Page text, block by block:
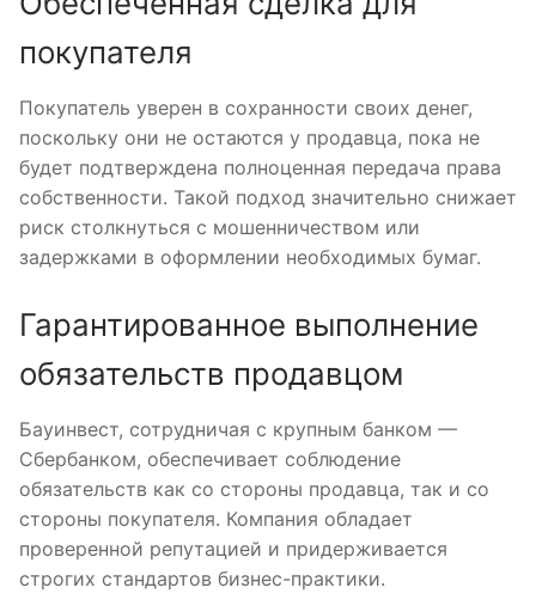
покупателя
Покупатель уверен в сохранности своих денег,
поскольку они не остаются у продавца, пока не
будет подтверждена полноценная передача права
собственности. Такой подход значительно снижает
риск столкнуться с мошенничеством или
задержками в оформлении необходимых бумаг.
Гарантированное выполнение
обязательств продавцом
Бауинвест, сотрудничая с крупным банком —
Сбербанком, обеспечивает соблюдение
обязательств как со стороны продавца, так и со
стороны покупателя. Компания обладает
проверенной репутацией и придерживается
строгих стандартов бизнес-практики.